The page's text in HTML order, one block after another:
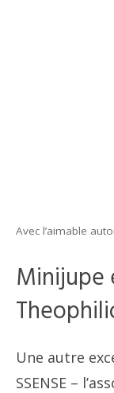
Avec l’aimable
Minijupe
Une autre
SSENSE –